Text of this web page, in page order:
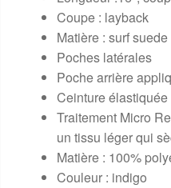
Coupe : layback
Matière : surf suede
Poches latérales
Poche arrière
Ceinture élastiquée
Traitement Micro
un tissu léger qui
Matière : 100%
Couleur : indigo